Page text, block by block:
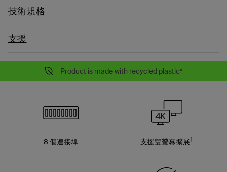
技術規格
支援
Product is made with recycled plastic*
8 個連接埠 支援雙螢幕擴展†